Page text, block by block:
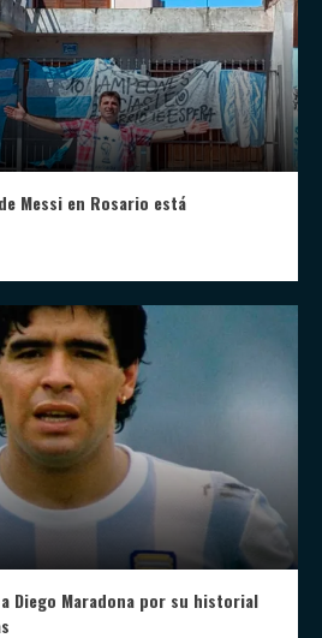
Messi en Rosario está
Diego Maradona por su historial